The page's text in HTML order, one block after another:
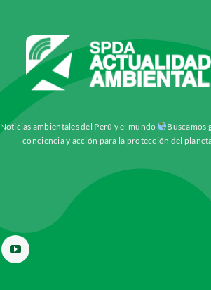
Noticias ambientales del Perú y el mundo
Buscamos
conciencia y acción para la protección del